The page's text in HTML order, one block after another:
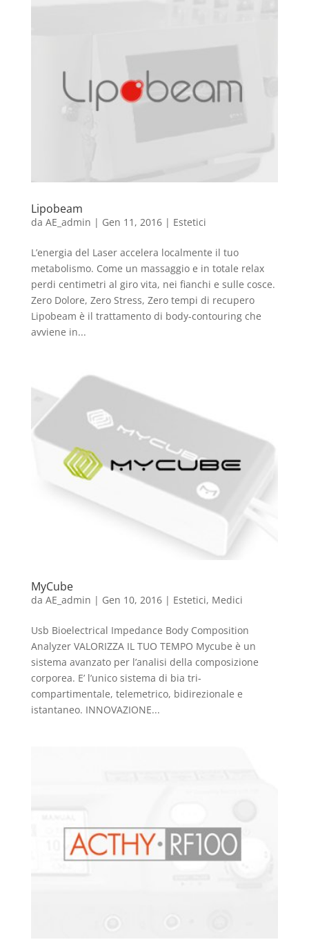
Lipobeam
da AE_admin | Gen 11, 2016| Estetici
L’energia del Laser accelera localmente il tuo
metabolismo. Come un massaggio e in totale relax
perdi centimetri al giro vita, nei fianchi e sulle cosce.
Zero Dolore, Zero Stress, Zero tempi di recupero
Lipobeam è il trattamento di body-contouring che
avviene in...
MyCube
da AE_admin | Gen 10, 2016| Estetici, Medici
Usb Bioelectrical Impedance Body Composition
Analyzer VALORIZZA IL TUO TEMPO Mycube è un
sistema avanzato per l’analisi della composizione
corporea. E’ l’unico sistema di bia tri-
compartimentale, telemetrico, bidirezionale e
istantaneo. INNOVAZIONE...